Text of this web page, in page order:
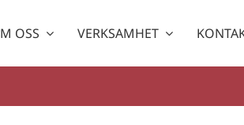
OSS VERKSAMHET